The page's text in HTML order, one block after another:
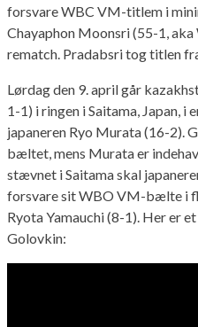
forsvare WBC VM-titlem i
Chayaphon Moonsri (55-1,
rematch. Pradabsri tog titlen
Lørdag den 9. april går
1-1) i ringen i Saitama, Japan,
japaneren Ryo Murata (16-2).
bæltet, mens Murata er
stævnet i Saitama skal
forsvare sit WBO VM-bælte i
Ryota Yamauchi (8-1). Her er
Golovkin: